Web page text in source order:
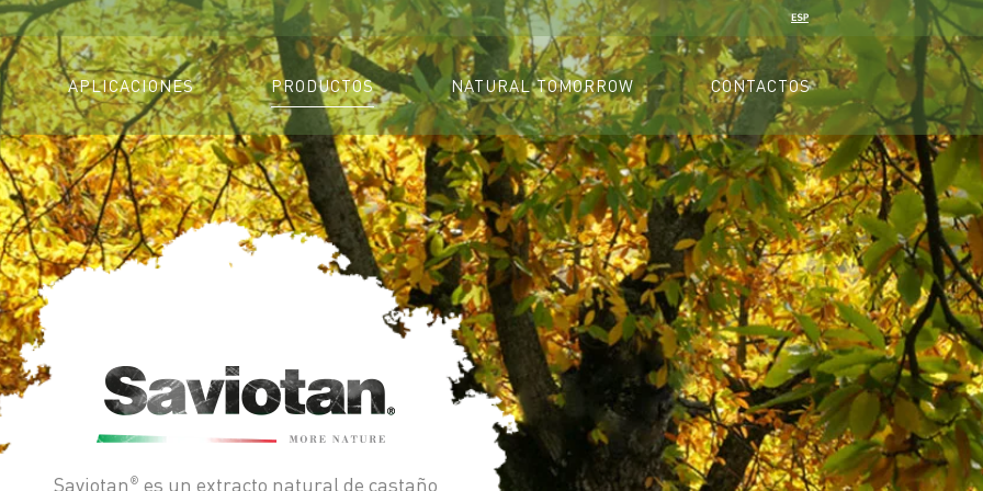
APLICACIONES PRODUCTOS NATURAL TOMORROW CONTACTOS
Saviotan ® es un extracto natural de castaño